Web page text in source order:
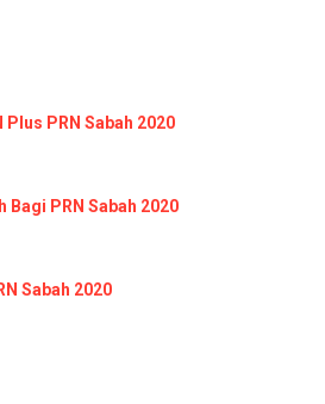
Plus PRN Sabah 2020
PRN Sabah 2020
Sabah 2020